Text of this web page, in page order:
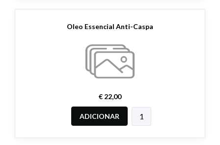
Oleo Essencial Anti-Caspa
€ 22,00
ADICIONAR